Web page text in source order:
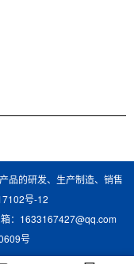
品的研发、生产制造、销售
号-12
：1633167427@qq.com
号